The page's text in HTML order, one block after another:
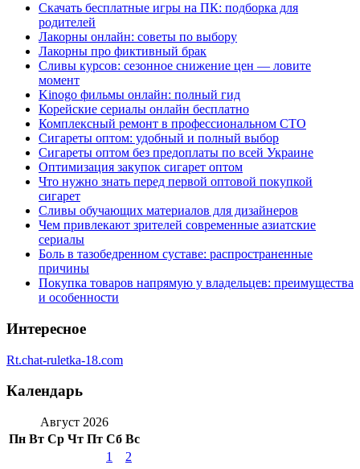
Скачать бесплатные игры на ПК: подборка для
родителей
Лакорны онлайн: советы по выбору
Лакорны про фиктивный брак
Сливы курсов: сезонное снижение цен — ловите
момент
Kinogo фильмы онлайн: полный гид
Корейские сериалы онлайн бесплатно
Комплексный ремонт в профессиональном СТО
Сигареты оптом: удобный и полный выбор
Сигареты оптом без предоплаты по всей Украине
Оптимизация закупок сигарет оптом
Что нужно знать перед первой оптовой покупкой
сигарет
Сливы обучающих материалов для дизайнеров
Чем привлекают зрителей современные азиатские
сериалы
Боль в тазобедренном суставе: распространенные
причины
Покупка товаров напрямую у владельцев: преимущества
и особенности
Интересное
Rt.chat-ruletka-18.com
Календарь
Август 2026
Пн Вт Ср Чт Пт Сб Вс
1
2